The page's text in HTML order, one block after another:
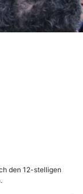
den 12-stelligen